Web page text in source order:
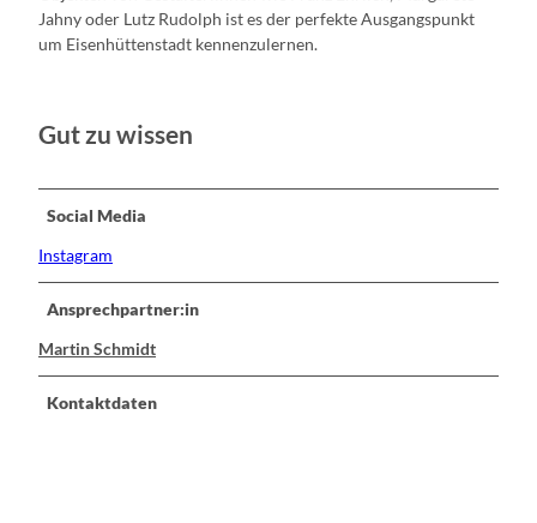
Jahny oder Lutz Rudolph ist es der perfekte Ausgangspunkt
um Eisenhüttenstadt kennenzulernen.
Gut zu wissen
Social Media
Instagram
Ansprechpartner:in
Martin Schmidt
Kontaktdaten